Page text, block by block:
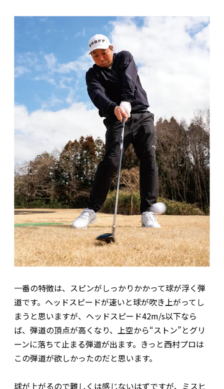
一番の特徴は、スピンがしっかりかかって球が浮く弾
道です。ヘッドスピードが速いと球が吹き上がってし
まうと思いますが、ヘッドスピード42‌m/s以下なら
ば、弾道の頂点が高くなり、上空から“ストン”とグリ
ーンに落ちて止まる弾道が出ます。きっと西村プロは
この弾道が欲しかったのだと思います。
球が上がるので難しくは感じないはずですが、ミスヒ